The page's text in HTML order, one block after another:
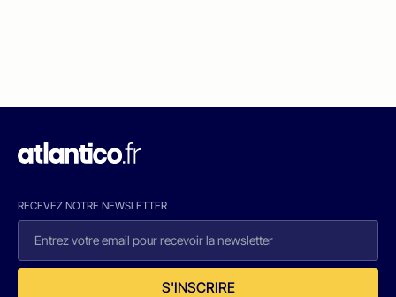
RECEVEZ NOTRE NEWSLETTER
S'INSCRIRE